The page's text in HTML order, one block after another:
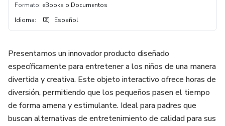
Formato: eBooks o Documentos
Idioma: Español
Presentamos un innovador producto diseñado
específicamente para entretener a los niños de una manera
divertida y creativa. Este objeto interactivo ofrece horas de
diversión, permitiendo que los pequeños pasen el tiempo
de forma amena y estimulante. Ideal para padres que
buscan alternativas de entretenimiento de calidad para sus